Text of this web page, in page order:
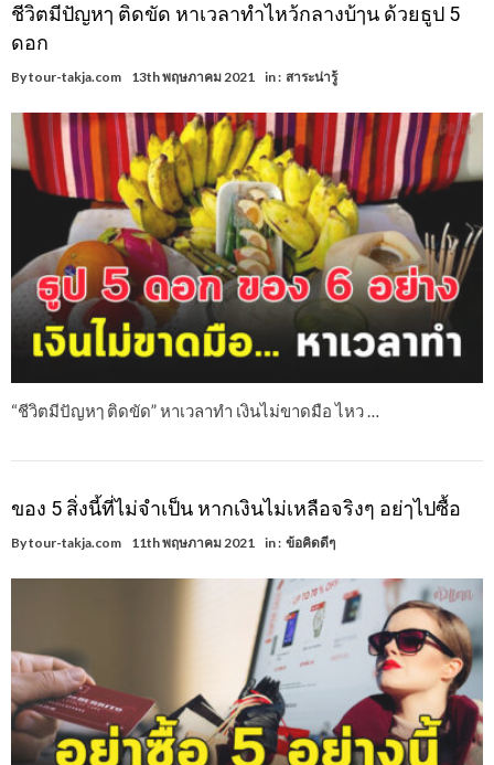
ชีวิตมีปัญหๅ ติดขัด หาเวลาทำไหว้กลางบ้ๅน ด้วยธูป 5
ดอก
Bytour-takja.com 13th พฤษภาคม 2021 in : สาระน่ารู้
“ชีวิตมีปัญหๅ ติดขัด” หาเวลาทำ เงินไม่ขาดมือ ไหว …
ของ 5 สิ่งนี้ที่ไม่จำเป็น หากเงินไม่เหลือจริงๆ อย่ๅไปซื้อ
Bytour-takja.com 11th พฤษภาคม 2021 in : ข้อคิดดีๆ